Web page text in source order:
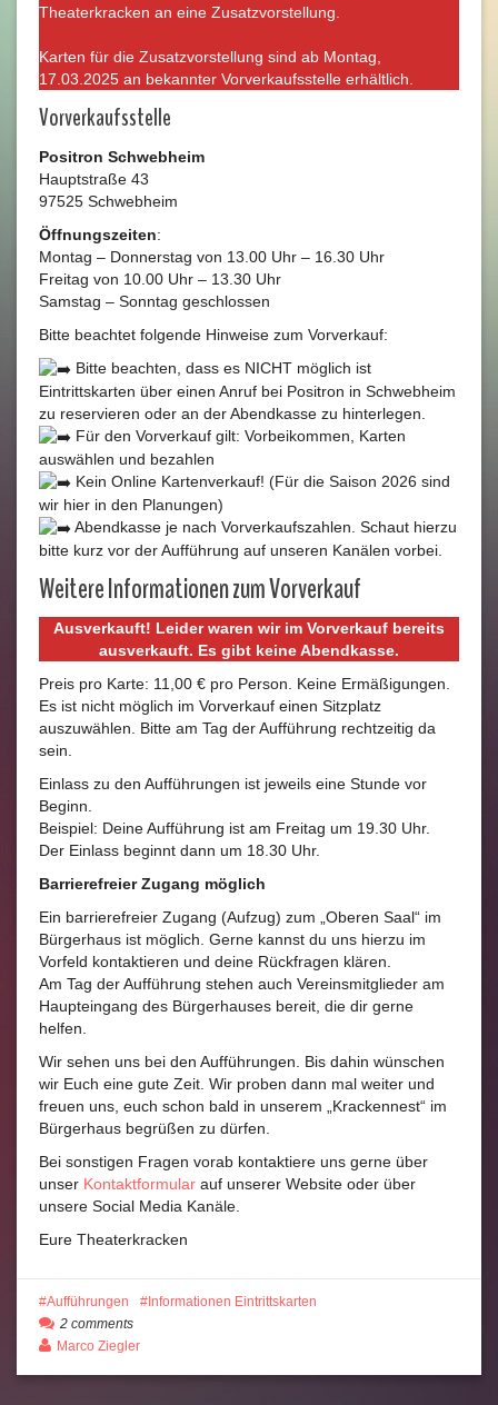
Theaterkracken an eine Zusatzvorstellung.
Karten für die Zusatzvorstellung sind ab Montag,
17.03.2025 an bekannter Vorverkaufsstelle erhältlich.
Vorverkaufsstelle
Positron Schwebheim
Hauptstraße 43
97525 Schwebheim
Öffnungszeiten:
Montag – Donnerstag von 13.00 Uhr – 16.30 Uhr
Freitag von 10.00 Uhr – 13.30 Uhr
Samstag – Sonntag geschlossen
Bitte beachtet folgende Hinweise zum Vorverkauf:
Bitte beachten, dass es NICHT möglich ist
Eintrittskarten über einen Anruf bei Positron in Schwebheim
zu reservieren oder an der Abendkasse zu hinterlegen.
Für den Vorverkauf gilt: Vorbeikommen, Karten
auswählen und bezahlen
Kein Online Kartenverkauf! (Für die Saison 2026 sind
wir hier in den Planungen)
Abendkasse je nach Vorverkaufszahlen. Schaut hierzu
bitte kurz vor der Aufführung auf unseren Kanälen vorbei.
Weitere Informationen zum Vorverkauf
Ausverkauft! Leider waren wir im Vorverkauf bereits
ausverkauft. Es gibt keine Abendkasse.
Preis pro Karte: 11,00 € pro Person. Keine Ermäßigungen.
Es ist nicht möglich im Vorverkauf einen Sitzplatz
auszuwählen. Bitte am Tag der Aufführung rechtzeitig da
sein.
Einlass zu den Aufführungen ist jeweils eine Stunde vor
Beginn.
Beispiel: Deine Aufführung ist am Freitag um 19.30 Uhr.
Der Einlass beginnt dann um 18.30 Uhr.
Barrierefreier Zugang möglich
Ein barrierefreier Zugang (Aufzug) zum „Oberen Saal“ im
Bürgerhaus ist möglich. Gerne kannst du uns hierzu im
Vorfeld kontaktieren und deine Rückfragen klären.
Am Tag der Aufführung stehen auch Vereinsmitglieder am
Haupteingang des Bürgerhauses bereit, die dir gerne
helfen.
Wir sehen uns bei den Aufführungen. Bis dahin wünschen
wir Euch eine gute Zeit. Wir proben dann mal weiter und
freuen uns, euch schon bald in unserem „Krackennest“ im
Bürgerhaus begrüßen zu dürfen.
Bei sonstigen Fragen vorab kontaktiere uns gerne über
unser Kontaktformular auf unserer Website oder über
unsere Social Media Kanäle.
Eure Theaterkracken
Aufführungen
Informationen Eintrittskarten
2 comments
Marco Ziegler